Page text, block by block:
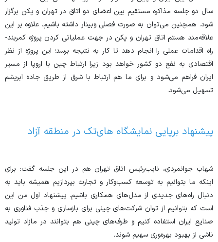
سال دو جلسه مذاکره مستقیم بین اعضای دو اتاق در تهران و پکن برگزار
شود. همچنین ‌می‌توان به صورت فصلی وبینار داشته باشیم. علاوه بر این
علاقه‌مند هستم اتاق تهران و پکن در جهت عملیاتی کردن پروژه کمربند-
راه اقدامات عملی را انجام دهد تا کار به نتیجه برسد؛ این پروژه از نظر
اقتصادی به نفع دو کشور خواهد بود زیرا ارتباط چین با اروپا از مسیر
ایران فراهم ‌می‌شود و برای ما هم ارتباط با شرق از طریق جاده ابریشم
تسهیل ‌می‌شود.
پیشنهاد برپایی نمایشگاه های‌تک در منطقه آزاد
شهاب جوانمردی، نایب‌رئیس اتاق تهران هم در این جلسه گفت: برای
اینکه ما بتوانیم به توسعه کسب‌وکار و تجارت بپردازیم همیشه باید به
دنبال راه‌های جدیدی از مدل‌های همکاری باشیم. پیشنهاد اول من این
است که بتوانیم از توان شرکت‌های چینی برای بازسازی و جذب فناوری به
صنایع ایران استفاده کنیم و طرف‌های چینی هم بتوانند در مازاد تولید
ناشی از بهبود بهره‌وری سهیم شوند.